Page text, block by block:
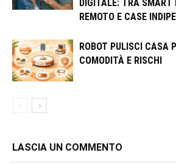
DIGITALE: TRA SMART
REMOTO E CASE
ROBOT PULISCI CASA
COMODITÀ E RISCHI
LASCIA UN COMMENTO